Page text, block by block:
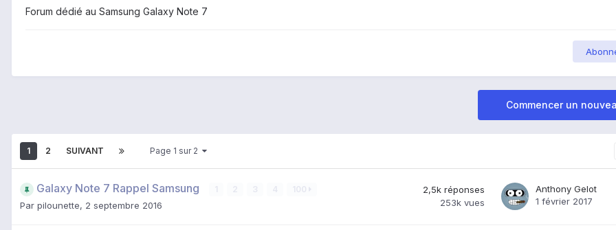
Forum dédié au Samsung Galaxy Note 7
Commencer un
1 2 SUIVANT Page 1 sur 2
Galaxy Note 7 Rappel Samsung
Par pilounette, 2 septembre 2016
2,5k réponses
253k vues
Anthony Gelot
1 février 2017